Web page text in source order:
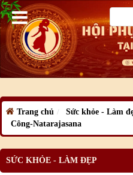
Trang chủ Sức khỏe - Làm
Công-Natarajasana
SỨC KHỎE - LÀM ĐẸP